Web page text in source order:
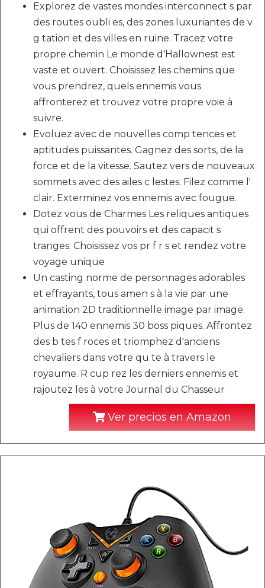
Explorez de vastes mondes interconnect s par
des routes oubli es, des zones luxuriantes de v
g tation et des villes en ruine. Tracez votre
propre chemin Le monde d'Hallownest est
vaste et ouvert. Choisissez les chemins que
vous prendrez, quels ennemis vous
affronterez et trouvez votre propre voie à
suivre.
Evoluez avec de nouvelles comp tences et
aptitudes puissantes. Gagnez des sorts, de la
force et de la vitesse. Sautez vers de nouveaux
sommets avec des ailes c lestes. Filez comme l'
clair. Exterminez vos ennemis avec fougue.
Dotez vous de Charmes Les reliques antiques
qui offrent des pouvoirs et des capacit s
tranges. Choisissez vos pr f r s et rendez votre
voyage unique
Un casting norme de personnages adorables
et effrayants, tous amen s à la vie par une
animation 2D traditionnelle image par image.
Plus de 140 ennemis 30 boss piques. Affrontez
des b tes f roces et triomphez d'anciens
chevaliers dans votre qu te à travers le
royaume. R cup rez les derniers ennemis et
rajoutez les à votre Journal du Chasseur
Ver precios en Amazon